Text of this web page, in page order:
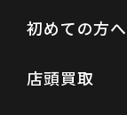
初めての方へ
店頭買取